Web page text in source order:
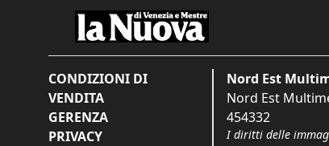
CONDIZIONI DI
VENDITA
GERENZA
PRIVACY
Nord Est
Nord Est
454332
I diritti delle